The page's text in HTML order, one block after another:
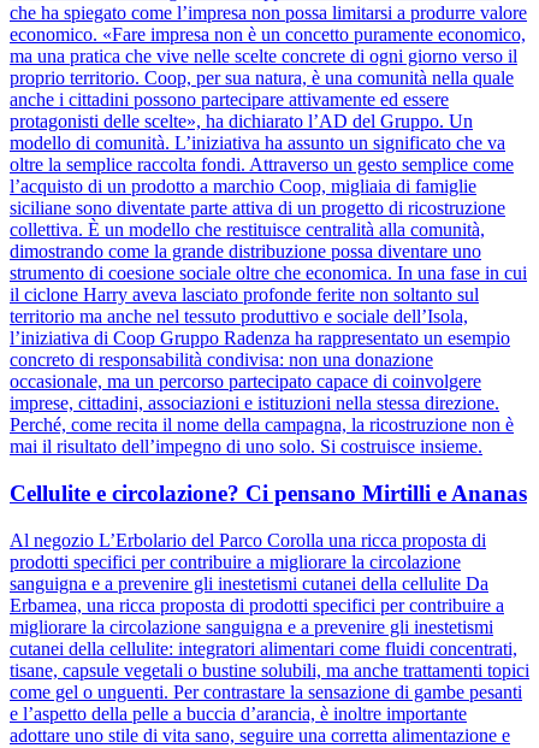
che ha spiegato come l’impresa non possa limitarsi a produrre valore
economico. «Fare impresa non è un concetto puramente economico,
ma una pratica che vive nelle scelte concrete di ogni giorno verso il
proprio territorio. Coop, per sua natura, è una comunità nella quale
anche i cittadini possono partecipare attivamente ed essere
protagonisti delle scelte», ha dichiarato l’AD del Gruppo. Un
modello di comunità. L’iniziativa ha assunto un significato che va
oltre la semplice raccolta fondi. Attraverso un gesto semplice come
l’acquisto di un prodotto a marchio Coop, migliaia di famiglie
siciliane sono diventate parte attiva di un progetto di ricostruzione
collettiva. È un modello che restituisce centralità alla comunità,
dimostrando come la grande distribuzione possa diventare uno
strumento di coesione sociale oltre che economica. In una fase in cui
il ciclone Harry aveva lasciato profonde ferite non soltanto sul
territorio ma anche nel tessuto produttivo e sociale dell’Isola,
l’iniziativa di Coop Gruppo Radenza ha rappresentato un esempio
concreto di responsabilità condivisa: non una donazione
occasionale, ma un percorso partecipato capace di coinvolgere
imprese, cittadini, associazioni e istituzioni nella stessa direzione.
Perché, come recita il nome della campagna, la ricostruzione non è
mai il risultato dell’impegno di uno solo. Si costruisce insieme.
Cellulite e circolazione? Ci pensano Mirtilli e Ananas
Al negozio L’Erbolario del Parco Corolla una ricca proposta di
prodotti specifici per contribuire a migliorare la circolazione
sanguigna e a prevenire gli inestetismi cutanei della cellulite Da
Erbamea, una ricca proposta di prodotti specifici per contribuire a
migliorare la circolazione sanguigna e a prevenire gli inestetismi
cutanei della cellulite: integratori alimentari come fluidi concentrati,
tisane, capsule vegetali o bustine solubili, ma anche trattamenti topici
come gel o unguenti. Per contrastare la sensazione di gambe pesanti
e l’aspetto della pelle a buccia d’arancia, è inoltre importante
adottare uno stile di vita sano, seguire una corretta alimentazione e